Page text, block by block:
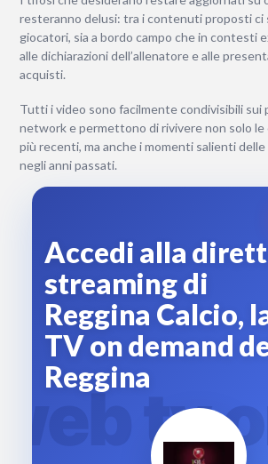
resteranno delusi: tra i contenuti proposti ci
giocatori, sia a bordo campo che in contesti
alle dichiarazioni dell’allenatore e alle
acquisti.
Tutti i video sono facilmente condivisibili sui
network e permettono di rivivere non solo le
più recenti, ma anche i momenti salienti
negli anni passati.
tv
Accedi alla
streaming di
Reggina Calcio,
TV on demand
Reggina